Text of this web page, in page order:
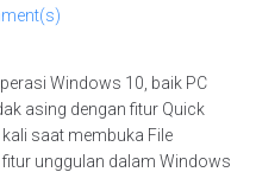
Windows 10, baik PC
asing dengan fitur Quick
saat membuka File
unggulan dalam Windows